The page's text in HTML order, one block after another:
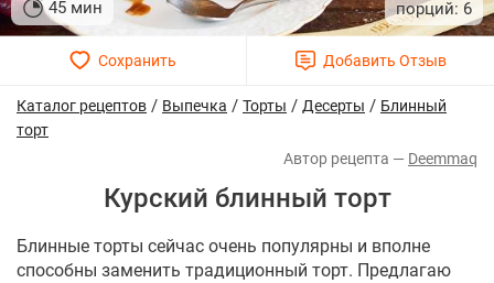
45 мин 6
Каталог рецептов / Выпечка / Торты / Десерты / Блинный
торт
Deemmaq
Курский блинный торт
Блинные торты сейчас очень популярны и вполне
способны заменить традиционный торт. Предлагаю